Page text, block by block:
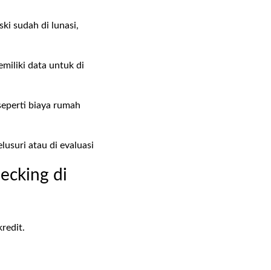
sudah di lunasi,
data untuk di
biaya rumah
atau di evaluasi
di